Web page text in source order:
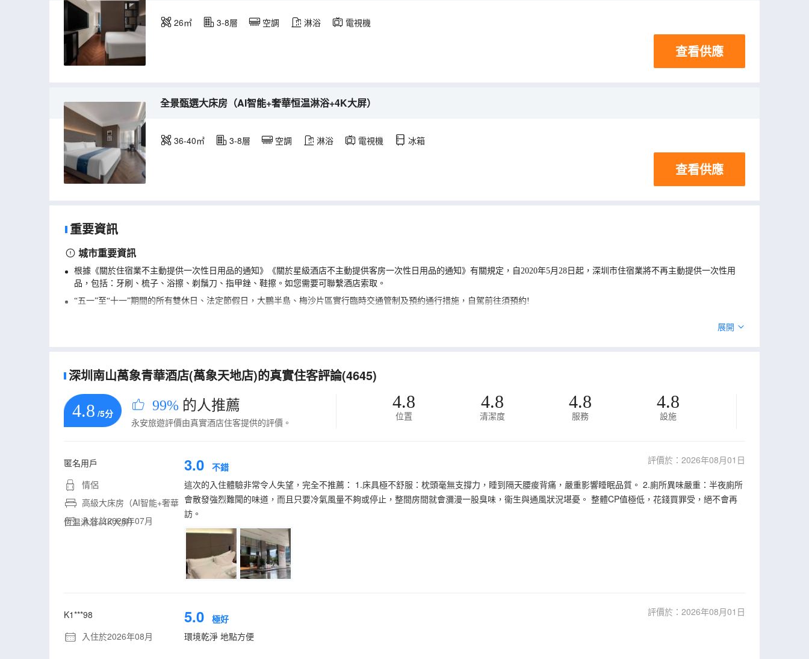
26㎡ 3-8層 空調 淋浴 電視機
查看供應
全景甄選大床房（AI智能+奢華恒温淋浴+4K大屏）
36-40㎡ 3-8層 空調 淋浴 電視機 冰箱
查看供應
重要資訊
城市重要資訊
根據《關於住宿業不主動提供一次性日用品的通知》《關於星級酒店不主動提供客房一次性日用品的通知》有關規定，自2020年5月28日起，深圳市住宿業將不再主動提供一次性用
品，包括：牙刷、梳子、浴擦、剃鬚刀、指甲銼、鞋擦。如您需要可聯繫酒店索取。
“五一”至“十一”期間的所有雙休日、法定節假日，大鵬半島、梅沙片區實行臨時交通管制及預約通行措施，自駕前往須預約!
展開
深圳南山萬象青華酒店(萬象天地店)的真實住客評論(4645)
4.8 /5分 99% 的人推薦
永安旅遊評價由真實酒店住客提供的評價。
4.8
位置
4.8
清潔度
4.8
服務
4.8
設施
匿名用戶
情侶
高級大床房（AI智能+奢華
恆温淋浴+4K大屏）
入住於2026年07月
3.0 不錯
評價於：2026年08月01日
這次的入住體驗非常令人失望，完全不推薦： 1.床具極不舒服：枕頭毫無支撐力，睡到隔天腰痠背痛，嚴重影響睡眠品質。 2.廁所異味嚴重：半夜廁所
會散發強烈難聞的味道，而且只要冷氣風量不夠或停止，整間房間就會瀰漫一股臭味，衞生與通風狀況堪憂。 整體CP值極低，花錢買罪受，絕不會再
訪。
K1***98
入住於2026年08月
5.0 極好
評價於：2026年08月01日
環境乾淨 地點方便